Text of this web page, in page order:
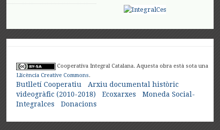
Cooperativa Integral Catalana. Aquesta obra està sota una
Llicència Creative Commons.
Butlletí Cooperatiu
Arxiu documental històric
videogràfic (2010-2018)
Ecoxarxes
Moneda Social-
Integralces
Donacions